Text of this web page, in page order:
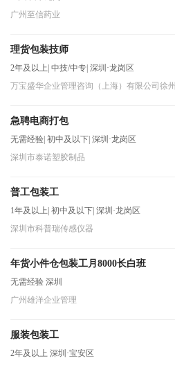
广州至信药业
理货包装技师
2年及以上 中技/中专 深圳·龙岗区
万宝盛华企业管理咨询（上海）有限公司徐州
急聘电商打包
无需经验 初中及以下 深圳·龙岗区
深圳市泰诺塑胶制品
普工包装工
1年及以上 初中及以下 深圳·龙岗区
深圳市科普瑞传感仪器
年货小件仓包装工月8000长白班
无需经验 深圳
广州雄洋企业管理
服装包装工
2年及以上 深圳·宝安区